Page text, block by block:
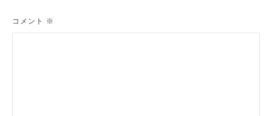
シ
コメント ※